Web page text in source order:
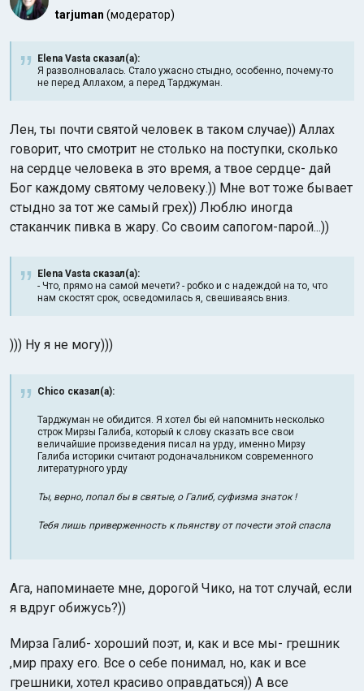
tarjuman (модератор)
Elena Vasta сказал(а):
Я разволновалась. Стало ужасно стыдно, особенно, почему-то
не перед Аллахом, а перед Тарджуман.
Лен, ты почти святой человек в таком случае)) Аллах
говорит, что смотрит не столько на поступки, сколько
на сердце человека в это время, а твое сердце- дай
Бог каждому святому человеку.)) Мне вот тоже бывает
стыдно за тот же самый грех)) Люблю иногда
стаканчик пивка в жару. Со своим сапогом-парой...))
Elena Vasta сказал(а):
- Что, прямо на самой мечети? - робко и с надеждой на то, что
нам скостят срок, осведомилась я, свешиваясь вниз.
))) Ну я не могу)))
Chico сказал(а):
Тарджуман не обидится. Я хотел бы ей напомнить несколько
строк Мирзы Галиба, который к слову сказать все свои
величайшие произведения писал на урду, именно Мирзу
Галиба историки считают родоначальником современного
литературного урду
Ты, верно, попал бы в святые, о Галиб, суфизма знаток !
Тебя лишь приверженность к пьянству от почести этой спасла
Ага, напоминаете мне, дорогой Чико, на тот случай, если
я вдруг обижусь?))
Мирза Галиб- хороший поэт, и, как и все мы- грешник
,мир праху его. Все о себе понимал, но, как и все
грешники, хотел красиво оправдаться)) А все